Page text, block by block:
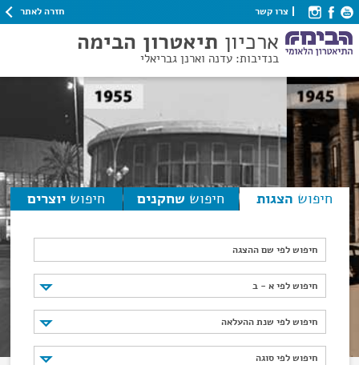
צרו קשר חזרה לאתר
ארכיון תיאטרון הבימה
בנדיבות: עדנה וארנן גבריאלי
חיפוש הצגות חיפוש שחקנים חיפוש יוצרים
חיפוש לפי שם ההצגה
חיפוש לפי א - ב
חיפוש לפי א - ב
חיפוש לפי שנת ההעלאה
חיפוש לפי שנת ההעלאה
חיפוש לפי סוגה
חיפוש לפי סוגה